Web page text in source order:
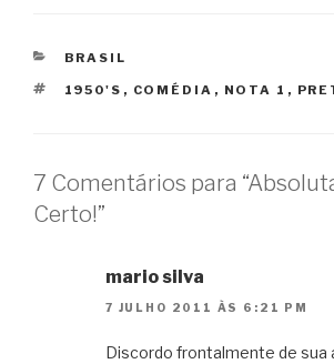
CATEGORIAS
BRASIL
TAGS
1950'S , COMÉDIA , NOTA 1 ,
7 Comentários para
Certo!”
mario silva
7 JULHO 2011 ÀS 6:21 PM
Discordo frontalmente de sua